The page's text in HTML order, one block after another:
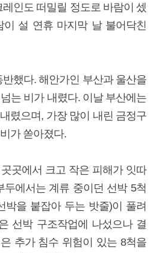
인도 떠밀릴 정도로 바람이 셌
설 연휴 마지막 날 불어닥친
했다. 해안가인 부산과 울산을
는 비가 내렸다. 이날 부산에는
렸으며, 가장 많이 내린 금정구
가 쏟아졌다.
곳에서 크고 작은 피해가 잇따
두에서는 계류 중이던 선박 5척
박을 붙잡아 두는 밧줄)이 풀려
선박 구조작업에 나섰으나 결
추가 침수 위험이 있는 8척을